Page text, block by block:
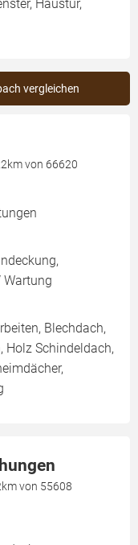
Haustür,
vergleichen
von 66620
Wartung
Blechdach,
Holz Schindeldach,
von 55608